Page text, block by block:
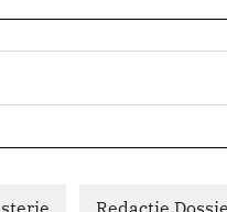
Redactie